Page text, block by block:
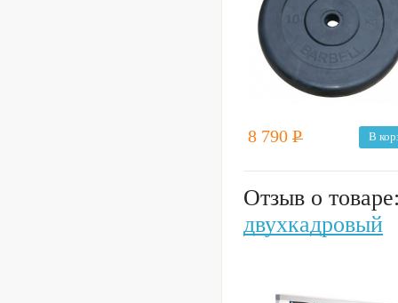
8 790 Р В
Отзыв о
двухкадровый